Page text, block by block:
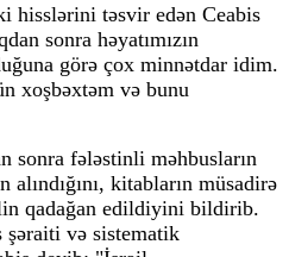
hisslərini təsvir edən Ceabis
sonra həyatımızın
görə çox minnətdar idim.
xoşbəxtəm və bunu
sonra fələstinli məhbusların
kitabların müsadirə
qadağan edildiyini bildirib.
şəraiti və sistematik